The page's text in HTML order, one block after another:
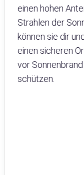
einen hohen
Strahlen der
können sie dir
einen sicheren
vor
schützen.